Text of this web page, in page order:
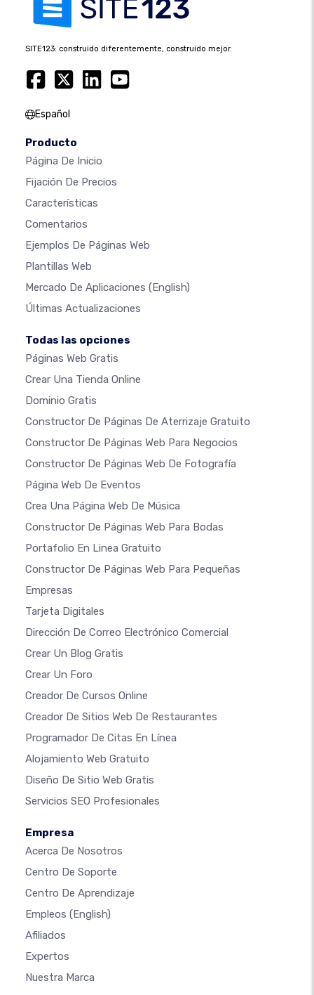
SITE123: construido diferentemente, construido mejor.
Español
Producto
Página De Inicio
Fijación De Precios
Características
Comentarios
Ejemplos De Páginas Web
Plantillas Web
Mercado De Aplicaciones (English)
Últimas Actualizaciones
Todas las opciones
Páginas Web Gratis
Crear Una Tienda Online
Dominio Gratis
Constructor De Páginas De Aterrizaje Gratuito
Constructor De Páginas Web Para Negocios
Constructor De Páginas Web De Fotografía
Página Web De Eventos
Crea Una Página Web De Música
Constructor De Páginas Web Para Bodas
Portafolio En Linea Gratuito
Constructor De Páginas Web Para Pequeñas
Empresas
Tarjeta Digitales
Dirección De Correo Electrónico Comercial
Crear Un Blog Gratis
Crear Un Foro
Creador De Cursos Online
Creador De Sitios Web De Restaurantes
Programador De Citas En Línea
Alojamiento Web Gratuito
Diseño De Sitio Web Gratis
Servicios SEO Profesionales
Empresa
Acerca De Nosotros
Centro De Soporte
Centro De Aprendizaje
Empleos (English)
Afiliados
Expertos
Nuestra Marca